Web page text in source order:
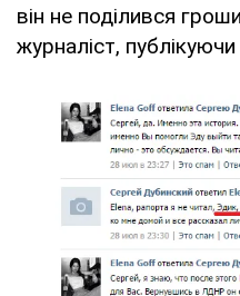
він не поділився
журналіст,